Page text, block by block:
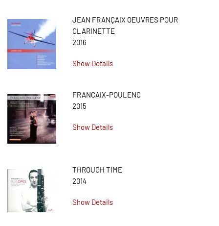
JEAN FRANÇAIX OEUVRES POUR
CLARINETTE
2016
Show Details
FRANCAIX-POULENC
2015
Show Details
THROUGH TIME
2014
Show Details